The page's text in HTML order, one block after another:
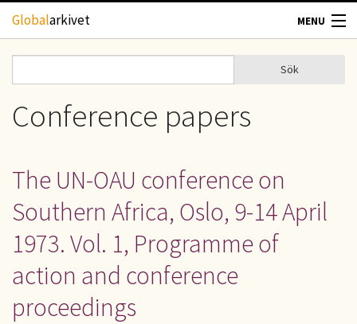
Hoppa till huvudinnehåll
Globalarkivet MENU
TIDSKRIFTER
GEOGRAFI
UPPHOVSRÄTT
KONTAKT
Sökformulär
Sök
Conference papers
The UN-OAU conference on
Southern Africa, Oslo, 9-14 April
1973. Vol. 1, Programme of
action and conference
proceedings